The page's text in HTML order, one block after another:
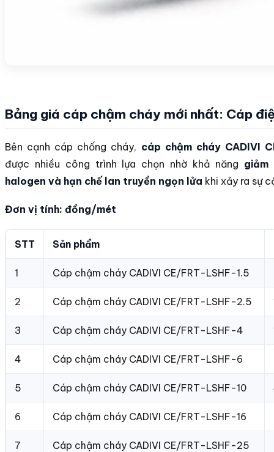
Bảng giá cáp chậm cháy mới nhất: Cáp
Bên cạnh cáp chống cháy, cáp chậm cháy CADIVI
được nhiều công trình lựa chọn nhờ khả năng giảm
halogen và hạn chế lan truyền ngọn lửa khi xảy ra sự
Đơn vị tính: đồng/mét
STT Sản phẩm
1 Cáp chậm cháy CADIVI CE/FRT-LSHF-1.5
2 Cáp chậm cháy CADIVI CE/FRT-LSHF-2.5
3 Cáp chậm cháy CADIVI CE/FRT-LSHF-4
4 Cáp chậm cháy CADIVI CE/FRT-LSHF-6
5 Cáp chậm cháy CADIVI CE/FRT-LSHF-10
6 Cáp chậm cháy CADIVI CE/FRT-LSHF-16
7 Cáp chậm cháy CADIVI CE/FRT-LSHF-25